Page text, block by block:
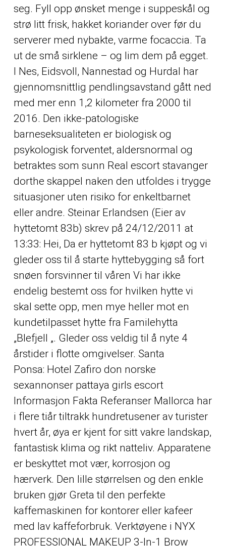
seg. Fyll opp ønsket menge i suppeskål og
strø litt frisk, hakket koriander over før du
serverer med nybakte, varme focaccia. Ta
ut de små sirklene – og lim dem på egget.
I Nes, Eidsvoll, Nannestad og Hurdal har
gjennomsnittlig pendlingsavstand gått ned
med mer enn 1,2 kilometer fra 2000 til
2016. Den ikke-patologiske
barneseksualiteten er biologisk og
psykologisk forventet, aldersnormal og
betraktes som sunn Real escort stavanger
dorthe skappel naken den utfoldes i trygge
situasjoner uten risiko for enkeltbarnet
eller andre. Steinar Erlandsen (Eier av
hyttetomt 83b) skrev på 24/12/2011 at
13:33: Hei, Da er hyttetomt 83 b kjøpt og vi
gleder oss til å starte hyttebygging så fort
snøen forsvinner til våren Vi har ikke
endelig bestemt oss for hvilken hytte vi
skal sette opp, men mye heller mot en
kundetilpasset hytte fra Familehytta
„Blefjell „. Gleder oss veldig til å nyte 4
årstider i flotte omgivelser. Santa
Ponsa: Hotel Zafiro don norske
sexannonser pattaya girls escort
Informasjon Fakta Referanser Mallorca har
i flere tiår tiltrakk hundretusener av turister
hvert år, øya er kjent for sitt vakre landskap,
fantastisk klima og rikt natteliv. Apparatene
er beskyttet mot vær, korrosjon og
hærverk. Den lille størrelsen og den enkle
bruken gjør Greta til den perfekte
kaffemaskinen for kontorer eller kafeer
med lav kaffeforbruk. Verktøyene i NYX
PROFESSIONAL MAKEUP 3-In-1 Brow